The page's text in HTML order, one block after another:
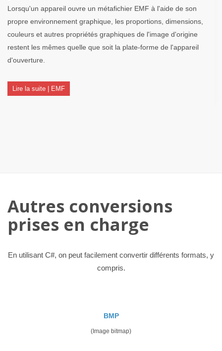
Lorsqu'un appareil ouvre un métafichier EMF à l'aide de son
propre environnement graphique, les proportions, dimensions,
couleurs et autres propriétés graphiques de l'image d'origine
restent les mêmes quelle que soit la plate-forme de l'appareil
d'ouverture.
Lire la suite | EMF
Autres conversions
prises en charge
En utilisant C#, on peut facilement convertir différents formats, y
compris.
BMP
(Image bitmap)